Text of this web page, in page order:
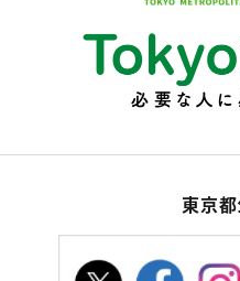
東京